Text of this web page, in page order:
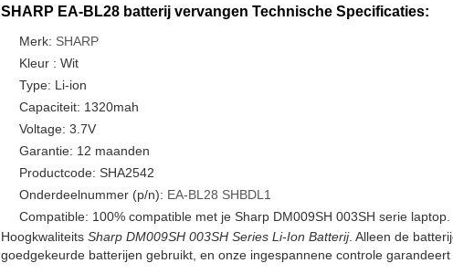
SHARP EA-BL28 batterij vervangen Technische Specificaties:
Merk: SHARP
Kleur : Wit
Type: Li-ion
Capaciteit: 1320mah
Voltage: 3.7V
Garantie: 12 maanden
Productcode: SHA2542
Onderdeelnummer (p/n): EA-BL28 SHBDL1
Compatible: 100% compatible met je Sharp DM009SH 003SH serie laptop.
Hoogkwaliteits Sharp DM009SH 003SH Series Li-Ion Batterij. Alleen de
goedgekeurde batterijen gebruikt, en onze ingespannene controle